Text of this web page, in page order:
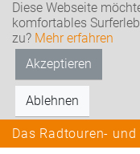
Diese Webseite
komfortables
zu? Mehr erfahren
Akzeptieren
Ablehnen
Das Radtouren-